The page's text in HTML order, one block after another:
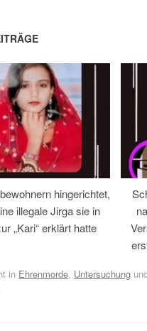
hingerichtet,
illegale Jirga sie in
„Kari“ erklärt hatte
in Ehrenmorde, Untersuchung